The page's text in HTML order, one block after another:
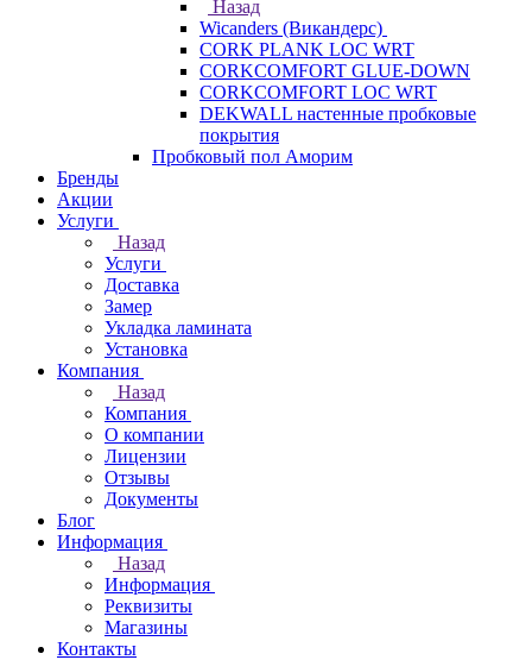
Назад
Wicanders (Викандерс)
CORK PLANK LOC WRT
CORKCOMFORT GLUE-DOWN
CORKCOMFORT LOC WRT
DEKWALL настенные пробковые
покрытия
Пробковый пол Аморим
Бренды
Акции
Услуги
Назад
Услуги
Доставка
Замер
Укладка ламината
Установка
Компания
Назад
Компания
О компании
Лицензии
Отзывы
Документы
Блог
Информация
Назад
Информация
Реквизиты
Магазины
Контакты